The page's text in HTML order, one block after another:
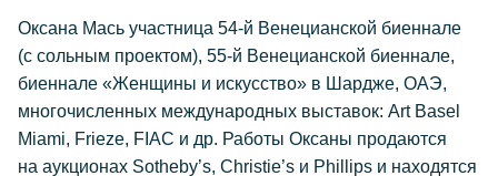
Оксана Мась участница 54-й Венецианской биеннале
(с сольным проектом), 55-й Венецианской биеннале,
биеннале «Женщины и искусство» в Шардже, ОАЭ,
многочисленных международных выставок: Art Basel
Miami, Frieze, FIAC и др. Работы Оксаны продаются
на аукционах Sotheby’s, Christie’s и Phillips и находятся